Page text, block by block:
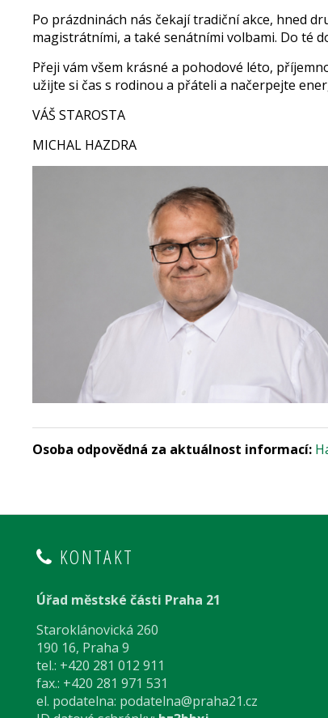
Po prázdninách nás čekají tradiční akce, hned
magistrátními, a také senátními volbami. Do té
Přeji vám všem krásné a pohodové léto,
užijte si čas s rodinou a přáteli a načerpejte
VÁŠ STAROSTA
MICHAL HAZDRA
Osoba odpovědná za aktuálnost informací:
KONTAKT
Úřad městské části Praha 21
Staroklánovická 260
190 16, Praha 9
tel.: +420 281 012 911
fax.: +420 281 971 531
el. podatelna: podatelna@praha21.cz